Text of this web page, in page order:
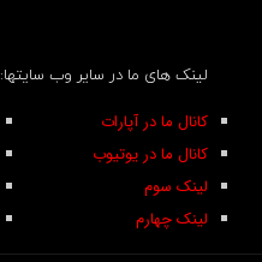
لینک های ما در سایر وب سایتها:
کانال ما در آپارات
کانال ما در یوتیوب
لینک سوم
لینک چهارم